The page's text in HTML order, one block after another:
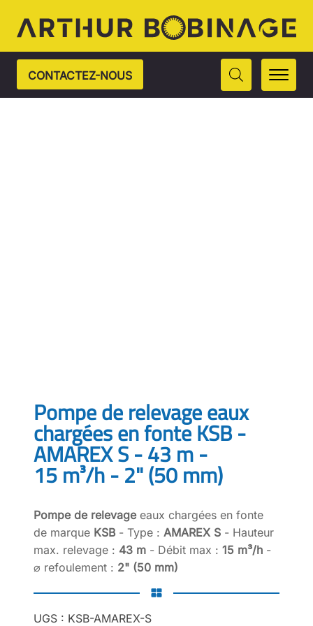
CONTACTEZ-NOUS
Pompe de relevage eaux
chargées en fonte KSB -
AMAREX S - 43 m -
15 m³/h - 2" (50 mm)
Pompe de relevageeaux chargées en fonte
de marque KSB- Type : AMAREX S - Hauteur
max. relevage : 43 m - Débit max : 15 m³/h -
⌀ refoulement : 2" (50 mm)
UGS : KSB-AMAREX-S